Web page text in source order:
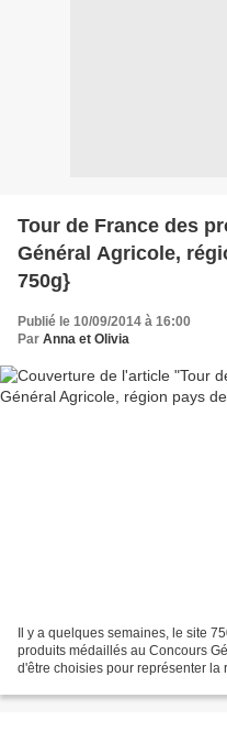
Tour de France des
Général Agricole,
750g}
Publié le 10/09/2014 à 16:00
Par Anna et Olivia
Il y a quelques semaines, le site
produits médaillés au Concours
d'être choisies pour représenter la